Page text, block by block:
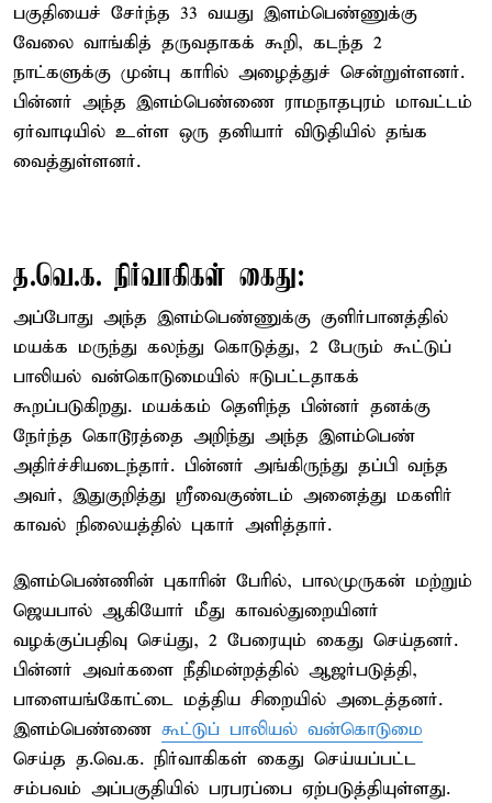
பகுதியைச் சேர்ந்த 33 வயது இளம்பெண்ணுக்கு
வேலை வாங்கித் தருவதாகக் கூறி, கடந்த 2
நாட்களுக்கு முன்பு காரில் அழைத்துச் சென்றுள்ளனர்.
பின்னர் அந்த இளம்பெண்ணை ராமநாதபுரம் மாவட்டம்
ஏர்வாடியில் உள்ள ஒரு தனியார் விடுதியில் தங்க
வைத்துள்ளனர்.
த.வெ.க. நிர்வாகிகள் கைது:
அப்போது அந்த இளம்பெண்ணுக்கு குளிர்பானத்தில்
மயக்க மருந்து கலந்து கொடுத்து, 2 பேரும் கூட்டுப்
பாலியல் வன்கொடுமையில் ஈடுபட்டதாகக்
கூறப்படுகிறது. மயக்கம் தெளிந்த பின்னர் தனக்கு
நேர்ந்த கொடூரத்தை அறிந்து அந்த இளம்பெண்
அதிர்ச்சியடைந்தார். பின்னர் அங்கிருந்து தப்பி வந்த
அவர், இதுகுறித்து ஸ்ரீவைகுண்டம் அனைத்து மகளிர்
காவல் நிலையத்தில் புகார் அளித்தார்.
இளம்பெண்ணின் புகாரின் பேரில், பாலமுருகன் மற்றும்
ஜெயபால் ஆகியோர் மீது காவல்துறையினர்
வழக்குப்பதிவு செய்து, 2 பேரையும் கைது செய்தனர்.
பின்னர் அவர்களை நீதிமன்றத்தில் ஆஜர்படுத்தி,
பாளையங்கோட்டை மத்திய சிறையில் அடைத்தனர்.
இளம்பெண்ணை கூட்டுப் பாலியல் வன்கொடுமை
செய்த த.வெ.க. நிர்வாகிகள் கைது செய்யப்பட்ட
சம்பவம் அப்பகுதியில் பரபரப்பை ஏற்படுத்தியுள்ளது.